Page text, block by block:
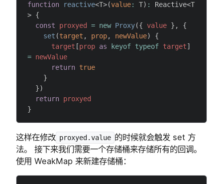
function reactive<T>(value: T) :
Reactive<T
> {
  const
proxyed = new Proxy({ value }, {
    set
(target , prop, newValue) {
      target
[prop as keyof typeof target
= newValue
      return
true
    }
  })
  return
proxyed
}
这样在修改 proxyed.value 的时候就会触发 set 方
法。 接下来我们需要一个存储桶来存储所有的回调。
使用 WeakMap 来新建存储桶：